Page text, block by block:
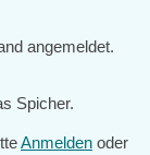
angemeldet.
Spicher.
Anmelden oder